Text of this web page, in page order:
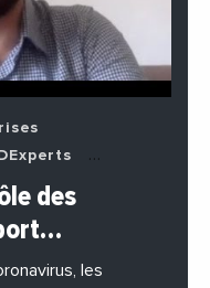
#Institutions
des
les